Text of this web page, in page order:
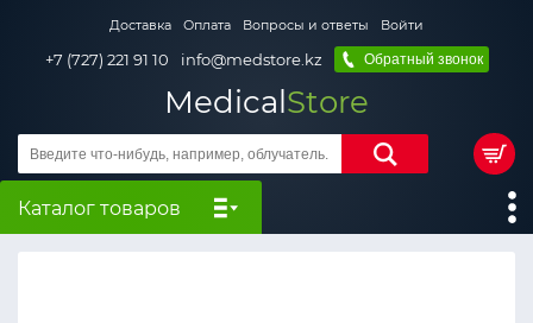
Доставка Оплата Вопросы и ответы Войти
+7 (727) 221 91 10 info@medstore.kz Обратный звонок
MedicalStore
Каталог товаров